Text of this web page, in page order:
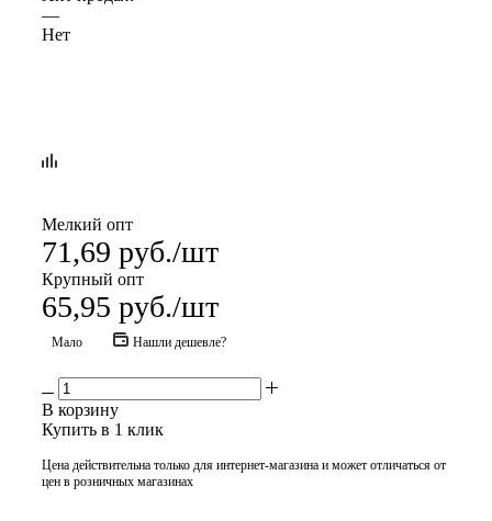
—
Нет
Мелкий опт
71,69 руб./шт
Крупный опт
65,95 руб./шт
Мало Нашли дешевле?
В корзину
Купить в 1 клик
Цена действительна только для интернет-магазина и может отличаться от
цен в розничных магазинах